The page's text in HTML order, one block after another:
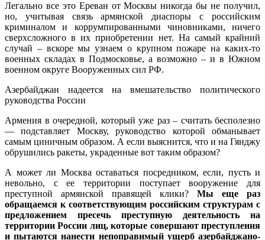
Легально все это Ереван от Москвы никогда бы не получил,
но, учитывая связь армянской диаспоры с российским
криминалом и коррумпированными чиновниками, ничего
сверхсложного в их приобретении нет. На самый крайний
случай – вскоре мы узнаем о крупном пожаре на каких-то
военных складах в Подмосковье, а возможно – и в Южном
военном округе Вооруженных сил РФ.
Азербайджан надеется на вмешательство политического
руководства России
Армения в очередной, который уже раз – считать бесполезно
— подставляет Москву, руководство которой обманывает
самым циничным образом. А если выяснится, что и на Гянджу
обрушились ракеты, украденные вот таким образом?
А может ли Москва оставаться посредником, если, пусть и
невольно, с ее территории поступает вооружение для
преступной армянской правящей клики? Мы еще раз
обращаемся к соответствующим российским структурам с
предложением пресечь преступную деятельность на
территории России лиц, которые совершают преступления
и пытаются нанести непоправимый ущерб азербайджано-